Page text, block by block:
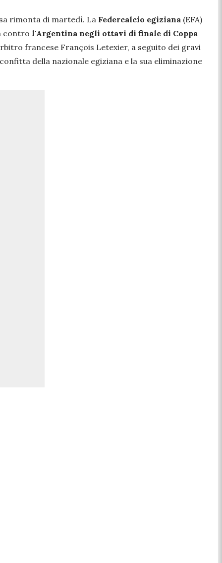
rimonta di martedì. La Federcalcio egiziana (EFA)
contro l'Argentina negli ottavi di finale di Coppa
francese François Letexier, a seguito dei gravi
della nazionale egiziana e la sua eliminazione